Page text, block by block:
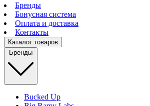
Бренды
Бонусная система
Оплата и доставка
Контакты
Каталог товаров
Бренды
Bucked Up